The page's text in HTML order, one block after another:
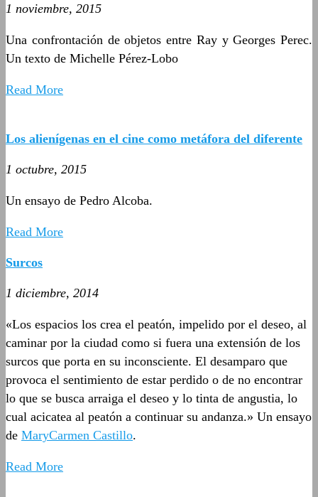
1 noviembre, 2015
Una confrontación de objetos entre Ray y Georges Perec.
Un texto de Michelle Pérez-Lobo
Read More
Los alienígenas en el cine como metáfora del diferente
1 octubre, 2015
Un ensayo de Pedro Alcoba.
Read More
Surcos
1 diciembre, 2014
«Los espacios los crea el peatón, impelido por el deseo, al
caminar por la ciudad como si fuera una extensión de los
surcos que porta en su inconsciente. El desamparo que
provoca el sentimiento de estar perdido o de no encontrar
lo que se busca arraiga el deseo y lo tinta de angustia, lo
cual acicatea al peatón a continuar su andanza.» Un ensayo
de MaryCarmen Castillo.
Read More